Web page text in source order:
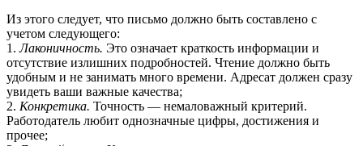
Из этого следует, что письмо должно быть составлено с
учетом следующего:
1.Лаконичность. Это означает краткость информации и
отсутствие излишних подробностей. Чтение должно быть
удобным и не занимать много времени. Адресат должен сразу
увидеть ваши важные качества;
2. Конкретика. Точность — немаловажный критерий.
Работодатель любит однозначные цифры, достижения и
прочее;